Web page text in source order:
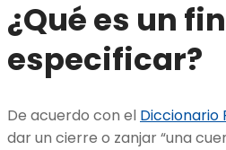
¿Qué es un
especificar?
De acuerdo con el Diccionario
dar un cierre o zanjar “una